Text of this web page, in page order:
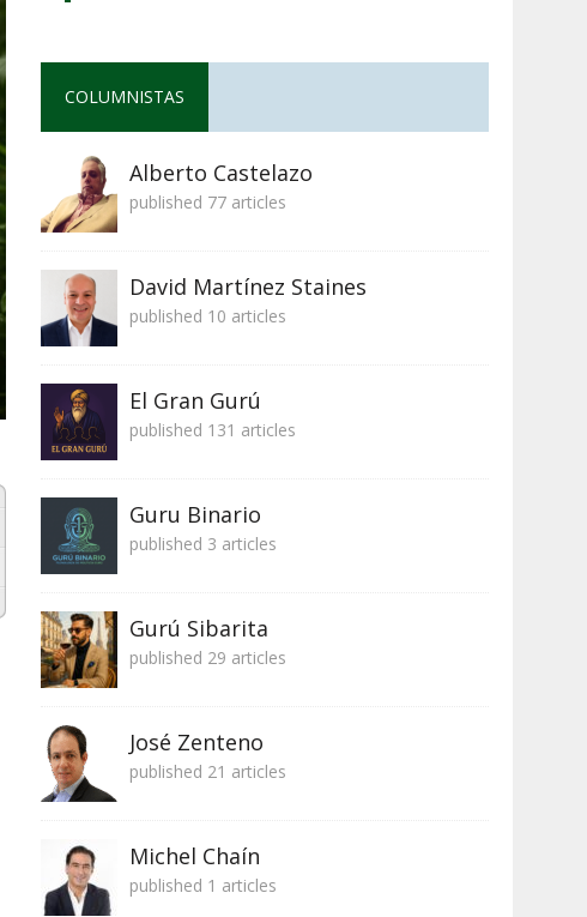
COLUMNISTAS
Alberto Castelazo
published 77 articles
David Martínez Staines
published 10 articles
El Gran Gurú
published 131 articles
Guru Binario
published 3 articles
Gurú Sibarita
published 29 articles
José Zenteno
published 21 articles
Michel Chaín
published 1 articles